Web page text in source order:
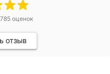
оценок
отзыв